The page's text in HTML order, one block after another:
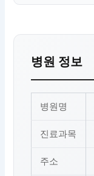
병원 정보
병원명
진료과목
주소